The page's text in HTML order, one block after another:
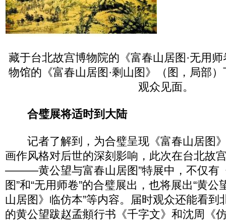
藏于台北故宫博物院的《富春山居图·无用
物馆的《富春山居图·剩山图》（图，局部
观众见面。
合璧展将适时到大陆
记者了解到，为合璧呈现《富春山居图
画作风格对后世的深刻影响，此次在台北故
———黄公望与富春山居图”特展中，不仅有
图”和“无用师卷”的合璧展出，也将展出“黄公
山居图》临仿本”等内容。届时观众还能看到
的黄公望跋赵孟頫行书《千字文》和沈周《